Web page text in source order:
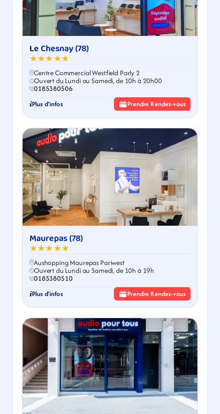
Le Chesnay (78)
★★★★★
Centre Commercial Westfield Parly 2
Ouvert du Lundi au Samedi, de 10h à 20h00
0185380506
Plus d'infos Prendre Rendez-vous
Maurepas (78)
★★★★★
Aushopping Maurepas Pariwest
Ouvert du Lundi au Samedi, de 10h à 19h
0185380510
Plus d'infos Prendre Rendez-vous